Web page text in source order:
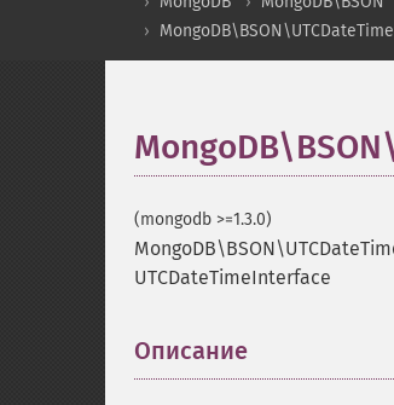
(mongodb >=1.3.0)
UTCDateTimeInterface
Описание